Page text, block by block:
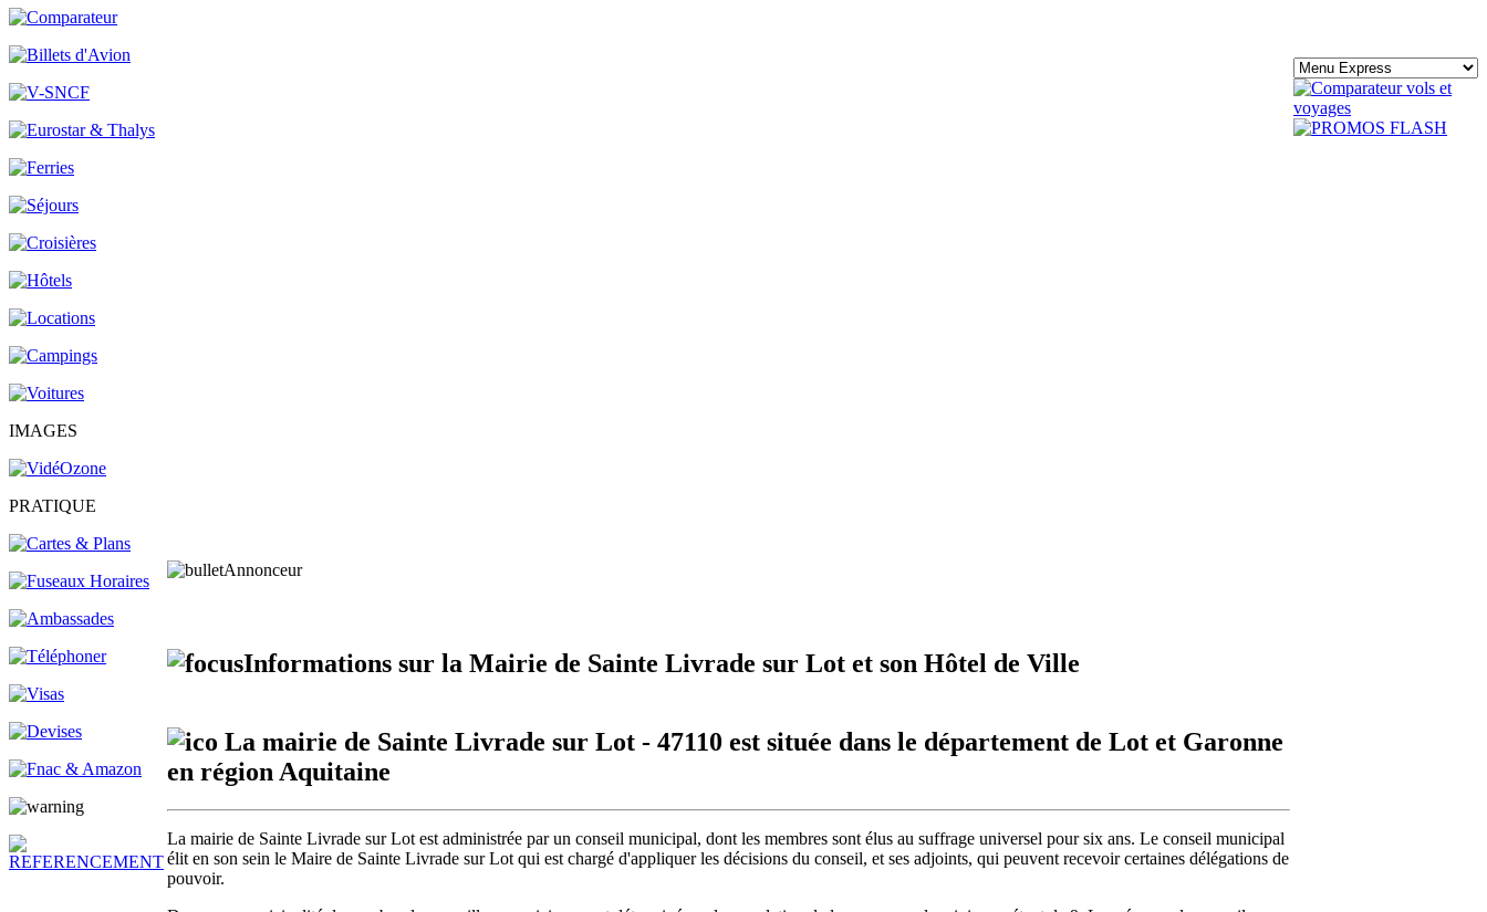
IMAGES
PRATIQUE
Annonceur
Informations sur la Mairie de Sainte Livrade sur Lot et son Hôtel de Ville
La mairie de Sainte Livrade sur Lot - 47110 est située dans le département de Lot et Garonne
en région Aquitaine
La mairie de Sainte Livrade sur Lot est administrée par un conseil municipal, dont les membres sont élus au suffrage universel pour six ans. Le conseil municipal
élit en son sein le Maire de Sainte Livrade sur Lot qui est chargé d'appliquer les décisions du conseil, et ses adjoints, qui peuvent recevoir certaines délégations de
pouvoir.